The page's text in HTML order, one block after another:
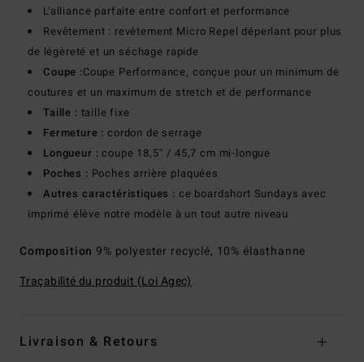
L'alliance parfaite entre confort et performance
Revêtement : revêtement Micro Repel déperlant pour plus
de légèreté et un séchage rapide
Coupe :Coupe Performance, conçue pour un minimum de
coutures et un maximum de stretch et de performance
Taille : taille fixe
Fermeture : cordon de serrage
Longueur : coupe 18,5'' / 45,7 cm mi-longue
Poches : Poches arrière plaquées
Autres caractéristiques : ce boardshort Sundays avec
imprimé élève notre modèle à un tout autre niveau
Composition 9% polyester recyclé, 10% élasthanne
Traçabilité du produit (Loi Agec)
Livraison & Retours